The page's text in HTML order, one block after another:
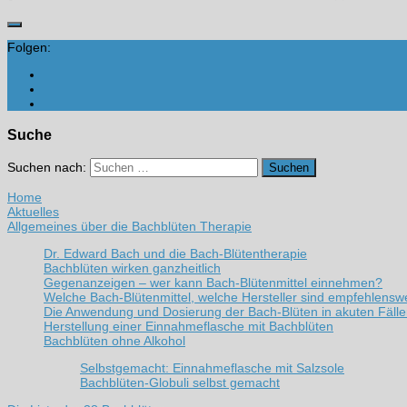
Folgen:
Suche
Suchen nach:
Home
Aktuelles
Allgemeines über die Bachblüten Therapie
Dr. Edward Bach und die Bach-Blütentherapie
Bachblüten wirken ganzheitlich
Gegenanzeigen – wer kann Bach-Blütenmittel einnehmen?
Welche Bach-Blütenmittel, welche Hersteller sind
Die Anwendung und Dosierung der Bach-Blüten in akuten
Herstellung einer Einnahmeflasche mit Bachblüten
Bachblüten ohne Alkohol
Selbstgemacht: Einnahmeflasche mit Salzsole
Bachblüten-Globuli selbst gemacht